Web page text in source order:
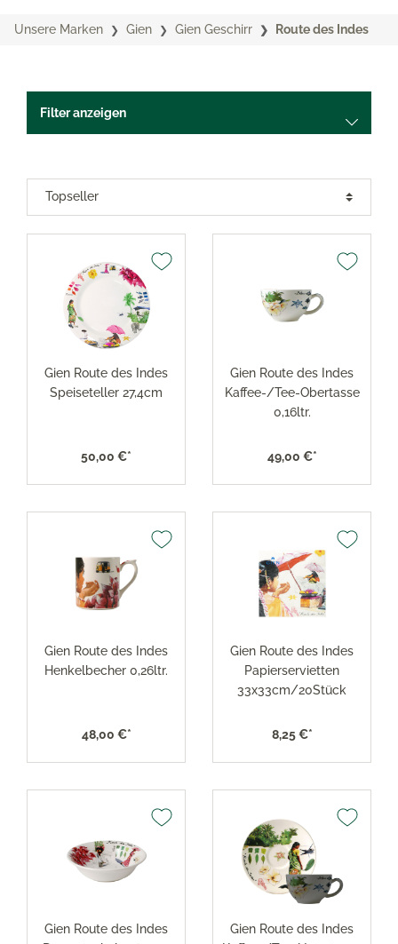
Unsere Marken Gien Gien Geschirr Route des Indes
Filter anzeigen
Gien Route des Indes
Speiseteller 27,4cm
50,00 €*
Gien Route des Indes
Kaffee-/Tee-Obertasse
0,16ltr.
49,00 €*
Gien Route des Indes
Henkelbecher 0,26ltr.
48,00 €*
Gien Route des Indes
Papierservietten
33x33cm/20Stück
8,25 €*
Gien Route des Indes
Gien Route des Indes